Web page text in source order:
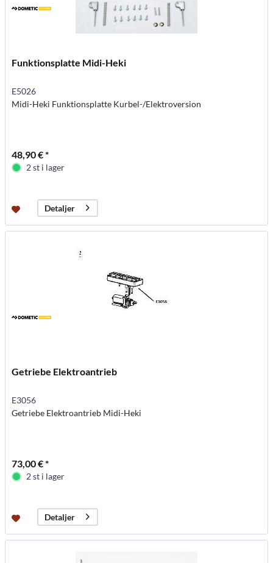
Funktionsplatte Midi-Heki
E5026
Midi-Heki Funktionsplatte Kurbel-/Elektroversion
48,90 € *
2 st i lager
Detaljer
Getriebe Elektroantrieb
E3056
Getriebe Elektroantrieb Midi-Heki
73,00 € *
2 st i lager
Detaljer